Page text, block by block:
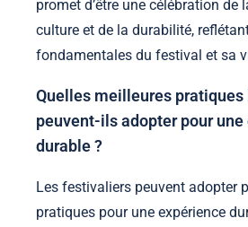
promet d’être une célébration de
culture et de la durabilité,
fondamentales du festival et sa
Quelles meilleures
peuvent-ils adopter pour
durable ?
Les festivaliers peuvent adopter
pratiques pour une expérience